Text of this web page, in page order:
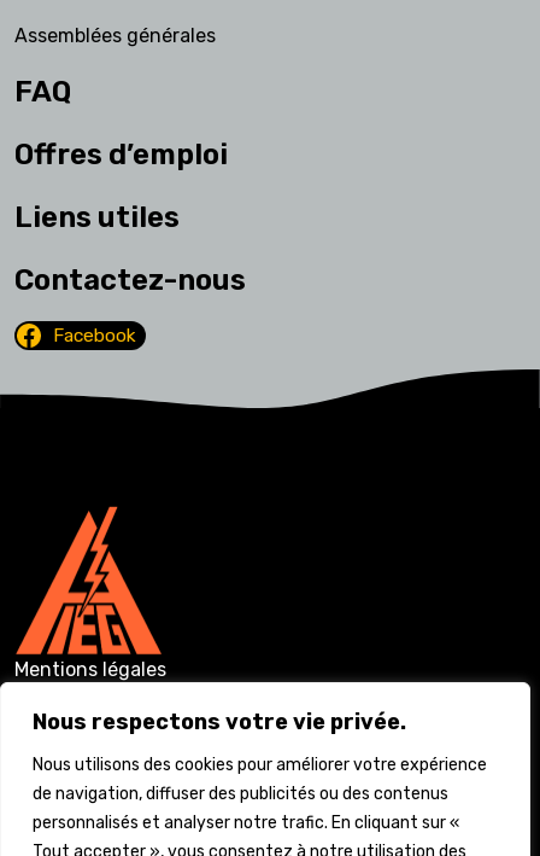
Nous respectons votre vie privée.
Nous utilisons des cookies pour améliorer votre expérience
de navigation, diffuser des publicités ou des contenus
personnalisés et analyser notre trafic. En cliquant sur «
Tout accepter », vous consentez à notre utilisation des
Assemblées générales
FAQ
Offres d’emploi
Liens utiles
Contactez-nous
Facebook
Mentions légales
Conditions générales
Vie privée
Déclaration d’accessibilité